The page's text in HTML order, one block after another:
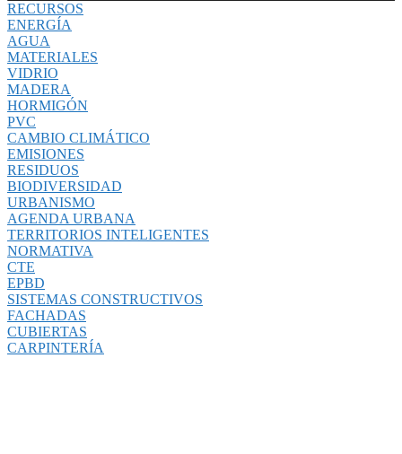
RECURSOS
ENERGÍA
AGUA
MATERIALES
VIDRIO
MADERA
HORMIGÓN
PVC
CAMBIO CLIMÁTICO
EMISIONES
RESIDUOS
BIODIVERSIDAD
URBANISMO
AGENDA URBANA
TERRITORIOS INTELIGENTES
NORMATIVA
CTE
EPBD
SISTEMAS CONSTRUCTIVOS
FACHADAS
CUBIERTAS
CARPINTERÍA